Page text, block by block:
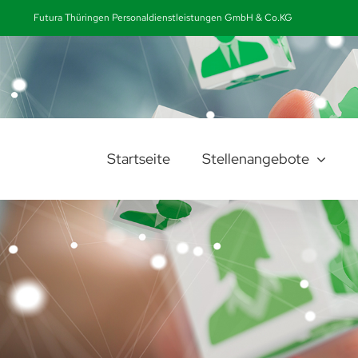
springen
Futura Thüringen Personaldienstleistungen GmbH & Co.KG
Startseite Stellenangebote